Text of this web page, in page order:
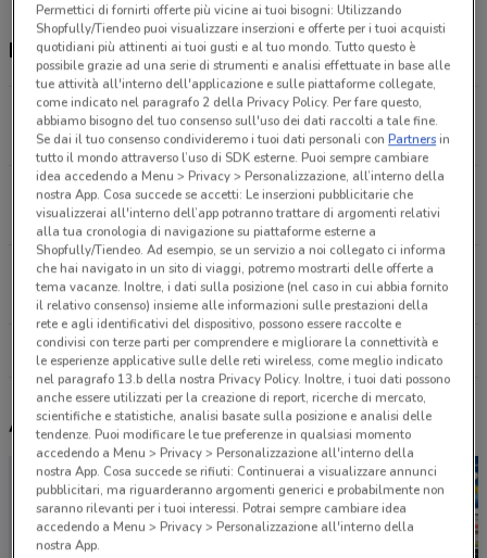
Negozi Amico Shop a Borgosesia
Via V. Veneto 103 Borgosesia
728 m
VIA BORGOMANERO, 15 Briga Novarese
13.2 km
VIA MONTEROSA, 32 Ghemme
17 km
Tutti i negozi Amico Shop
Altri volantini nelle vicinanze
Permettici di fornirti offerte più vicine ai tuoi bisogni: Utilizzando
Shopfully/Tiendeo puoi visualizzare inserzioni e offerte per i tuoi acquisti
quotidiani più attinenti ai tuoi gusti e al tuo mondo. Tutto questo è
possibile grazie ad una serie di strumenti e analisi effettuate in base alle
tue attività all'interno dell'applicazione e sulle piattaforme collegate,
come indicato nel paragrafo 2 della Privacy Policy. Per fare questo,
abbiamo bisogno del tuo consenso sull'uso dei dati raccolti a tale fine.
Se dai il tuo consenso condivideremo i tuoi dati personali conPartnersin
tutto il mondo attraverso l’uso di SDK esterne. Puoi sempre cambiare
idea accedendo a Menu > Privacy > Personalizzazione, all’interno della
nostra App. Cosa succede se accetti: Le inserzioni pubblicitarie che
visualizzerai all'interno dell’app potranno trattare di argomenti relativi
alla tua cronologia di navigazione su piattaforme esterne a
Shopfully/Tiendeo. Ad esempio, se un servizio a noi collegato ci informa
che hai navigato in un sito di viaggi, potremo mostrarti delle offerte a
tema vacanze. Inoltre, i dati sulla posizione (nel caso in cui abbia fornito
il relativo consenso) insieme alle informazioni sulle prestazioni della
rete e agli identificativi del dispositivo, possono essere raccolte e
condivisi con terze parti per comprendere e migliorare la connettività e
le esperienze applicative sulle delle reti wireless, come meglio indicato
nel paragrafo 13.b della nostra Privacy Policy. Inoltre, i tuoi dati possono
anche essere utilizzati per la creazione di report, ricerche di mercato,
scientifiche e statistiche, analisi basate sulla posizione e analisi delle
tendenze. Puoi modificare le tue preferenze in qualsiasi momento
accedendo a Menu > Privacy > Personalizzazione all'interno della
nostra App. Cosa succede se rifiuti: Continuerai a visualizzare annunci
pubblicitari, ma riguarderanno argomenti generici e probabilmente non
saranno rilevanti per i tuoi interessi. Potrai sempre cambiare idea
accedendo a Menu > Privacy > Personalizzazione all'interno della
nostra App.